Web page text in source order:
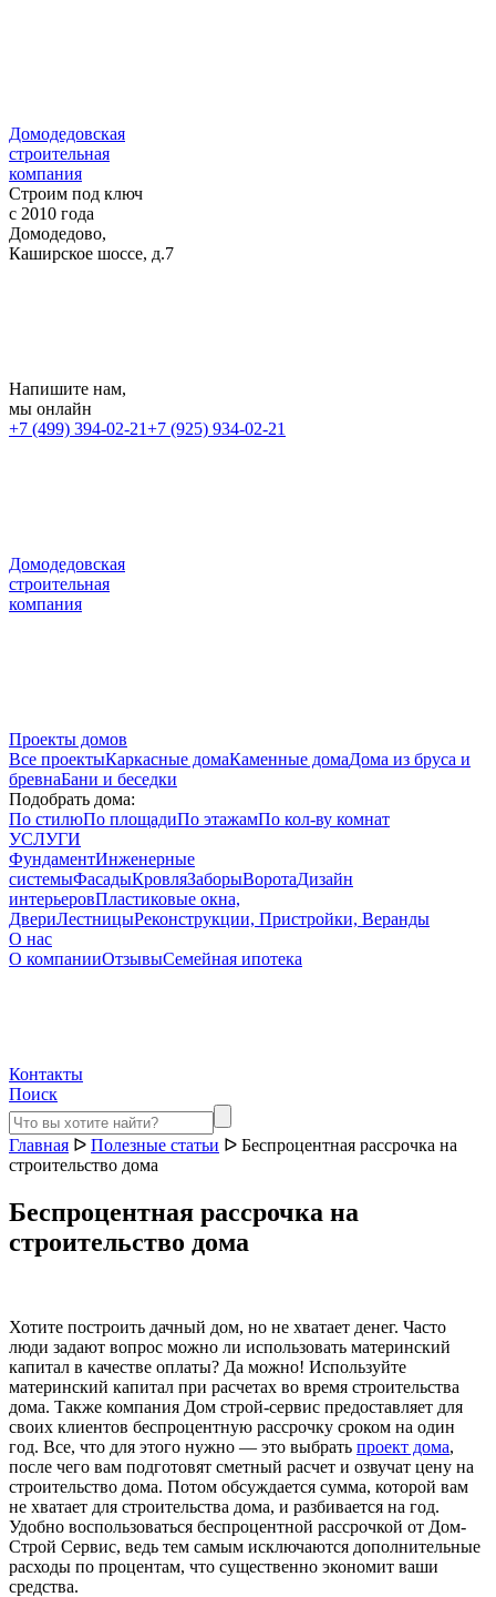
Домодедовская
строительная
компания
Строим под ключ
с 2010 года
Домодедово,
Каширское шоссе, д.7
Напишите нам,
мы онлайн
+7 (499) 394-02-21+7 (925) 934-02-21
Домодедовская
строительная
компания
Проекты домов
Все проектыКаркасные домаКаменные домаДома из бруса и
бревнаБани и беседки
Подобрать дома:
По стилюПо площадиПо этажамПо кол-ву комнат
УСЛУГИ
ФундаментИнженерные
системыФасадыКровляЗаборыВоротаДизайн
интерьеровПластиковые окна,
ДвериЛестницыРеконструкции, Пристройки, Веранды
О нас
О компанииОтзывыСемейная ипотека
Контакты
Поиск
Главная ᐅ Полезные статьи ᐅ Беспроцентная рассрочка на
строительство дома
Беспроцентная рассрочка на
строительство дома
Хотите построить дачный дом, но не хватает денег. Часто
люди задают вопрос можно ли использовать материнский
капитал в качестве оплаты? Да можно! Используйте
материнский капитал при расчетах во время строительства
дома. Также компания Дом строй-сервис предоставляет для
своих клиентов беспроцентную рассрочку сроком на один
год. Все, что для этого нужно — это выбрать проект дома,
после чего вам подготовят сметный расчет и озвучат цену на
строительство дома. Потом обсуждается сумма, которой вам
не хватает для строительства дома, и разбивается на год.
Удобно воспользоваться беспроцентной рассрочкой от Дом-
Строй Сервис, ведь тем самым исключаются дополнительные
расходы по процентам, что существенно экономит ваши
средства.